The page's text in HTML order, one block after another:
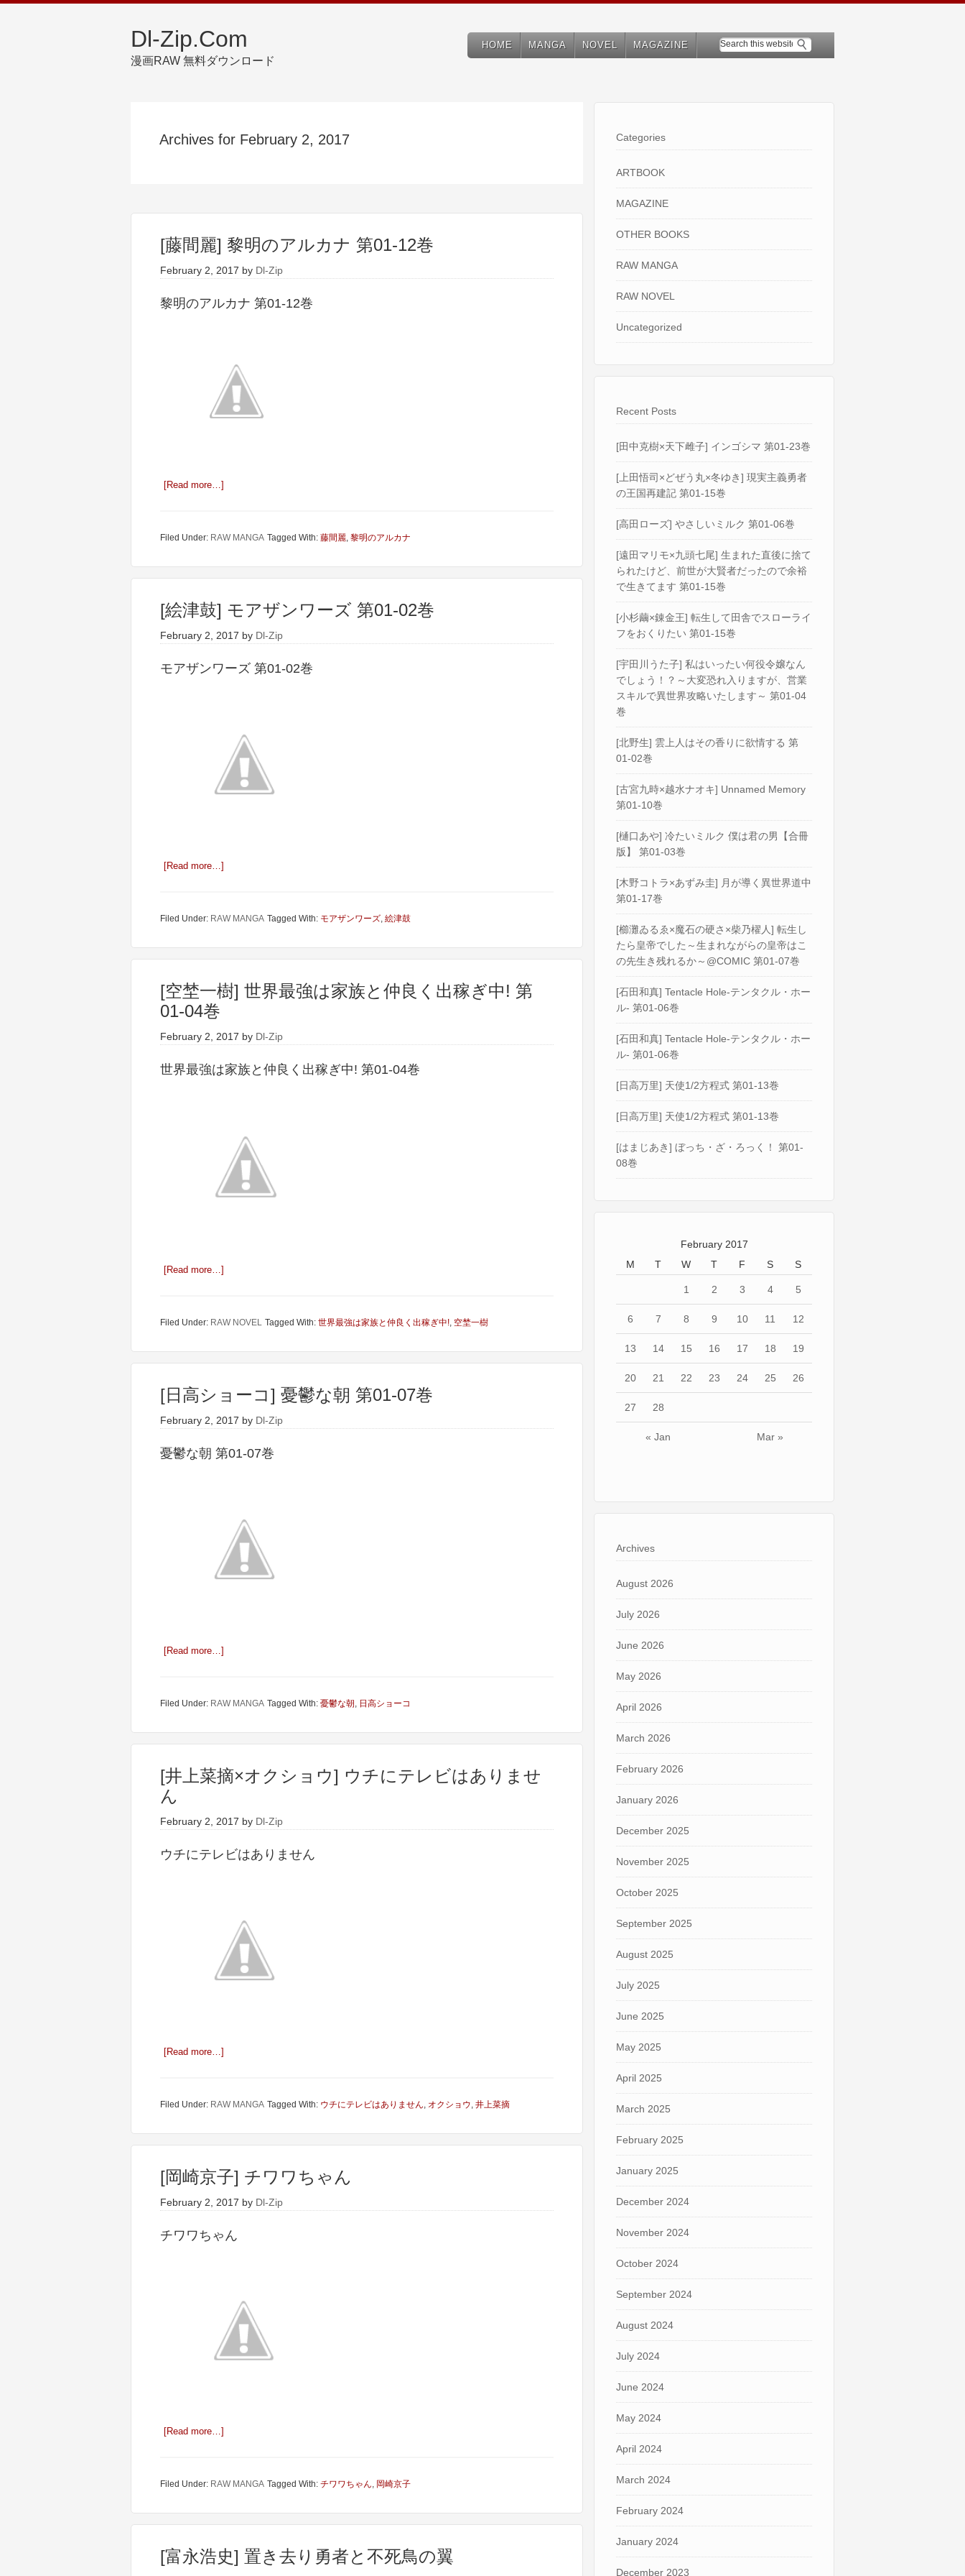
Dl-Zip.Com
漫画RAW 無料ダウンロード
HOME MANGA NOVEL MAGAZINE
Archives for February 2, 2017
[藤間麗] 黎明のアルカナ 第01-12巻
February 2, 2017 by Dl-Zip
黎明のアルカナ 第01-12巻
[Read more…]
Filed Under: RAW MANGA Tagged With: 藤間麗, 黎明のアルカナ
[絵津鼓] モアザンワーズ 第01-02巻
February 2, 2017 by Dl-Zip
モアザンワーズ 第01-02巻
[Read more…]
Filed Under: RAW MANGA Tagged With: モアザンワーズ, 絵津鼓
[空埜一樹] 世界最強は家族と仲良く出稼ぎ中! 第
01-04巻
February 2, 2017 by Dl-Zip
世界最強は家族と仲良く出稼ぎ中! 第01-04巻
[Read more…]
Filed Under: RAW NOVEL Tagged With: 世界最強は家族と仲良く出稼ぎ中!, 空埜一樹
[日高ショーコ] 憂鬱な朝 第01-07巻
February 2, 2017 by Dl-Zip
憂鬱な朝 第01-07巻
[Read more…]
Filed Under: RAW MANGA Tagged With: 憂鬱な朝, 日高ショーコ
[井上菜摘×オクショウ] ウチにテレビはありませ
ん
February 2, 2017 by Dl-Zip
ウチにテレビはありません
[Read more…]
Filed Under: RAW MANGA Tagged With: ウチにテレビはありません, オクショウ, 井上菜摘
[岡崎京子] チワワちゃん
February 2, 2017 by Dl-Zip
チワワちゃん
[Read more…]
Filed Under: RAW MANGA Tagged With: チワワちゃん, 岡崎京子
[富永浩史] 置き去り勇者と不死鳥の翼
Categories
ARTBOOK
MAGAZINE
OTHER BOOKS
RAW MANGA
RAW NOVEL
Uncategorized
Recent Posts
[田中克樹×天下雌子] インゴシマ 第01-23巻
[上田悟司×どぜう丸×冬ゆき] 現実主義勇者
の王国再建記 第01-15巻
[高田ローズ] やさしいミルク 第01-06巻
[遠田マリモ×九頭七尾] 生まれた直後に捨て
られたけど、前世が大賢者だったので余裕
で生きてます 第01-15巻
[小杉繭×錬金王] 転生して田舎でスローライ
フをおくりたい 第01-15巻
[宇田川うた子] 私はいったい何役令嬢なん
でしょう！？～大変恐れ入りますが、営業
スキルで異世界攻略いたします～ 第01-04
巻
[北野生] 雲上人はその香りに欲情する 第
01-02巻
[古宮九時×越水ナオキ] Unnamed Memory
第01-10巻
[樋口あや] 冷たいミルク 僕は君の男【合冊
版】 第01-03巻
[木野コトラ×あずみ圭] 月が導く異世界道中
第01-17巻
[櫛灘ゐるゑ×魔石の硬さ×柴乃櫂人] 転生し
たら皇帝でした～生まれながらの皇帝はこ
の先生き残れるか～@COMIC 第01-07巻
[石田和真] Tentacle Hole-テンタクル・ホー
ル- 第01-06巻
[石田和真] Tentacle Hole-テンタクル・ホー
ル- 第01-06巻
[日高万里] 天使1/2方程式 第01-13巻
[日高万里] 天使1/2方程式 第01-13巻
[はまじあき] ぼっち・ざ・ろっく！ 第01-
08巻
February 2017
M
T W T F S S
« Jan Mar »
1 2 3 4 5
6 7 8 9 10 11 12
13 14 15 16 17 18 19
20 21 22 23 24 25 26
27 28
Archives
August 2026
July 2026
June 2026
May 2026
April 2026
March 2026
February 2026
January 2026
December 2025
November 2025
October 2025
September 2025
August 2025
July 2025
June 2025
May 2025
April 2025
March 2025
February 2025
January 2025
December 2024
November 2024
October 2024
September 2024
August 2024
July 2024
June 2024
May 2024
April 2024
March 2024
February 2024
January 2024
December 2023